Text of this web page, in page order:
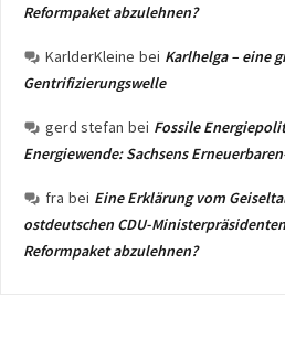
Reformpaket abzulehnen?
KarlderKleine bei Karlhelga – eine
Gentrifizierungswelle
gerd stefan bei Fossile
Energiewende: Sachsens
fra bei Eine Erklärung vom
ostdeutschen CDU-
Reformpaket abzulehnen?